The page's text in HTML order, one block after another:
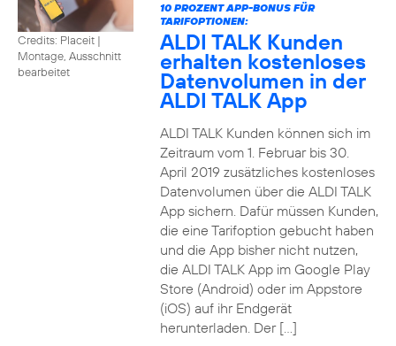
Credits: Placeit |
Montage, Ausschnitt
bearbeitet
10 PROZENT APP-BONUS FÜR
TARIFOPTIONEN:
ALDI TALK Kunden
erhalten kostenloses
Datenvolumen in der
ALDI TALK App
ALDI TALK Kunden können sich im
Zeitraum vom 1. Februar bis 30.
April 2019 zusätzliches kostenloses
Datenvolumen über die ALDI TALK
App sichern. Dafür müssen Kunden,
die eine Tarifoption gebucht haben
und die App bisher nicht nutzen,
die ALDI TALK App im Google Play
Store (Android) oder im Appstore
(iOS) auf ihr Endgerät
herunterladen. Der […]